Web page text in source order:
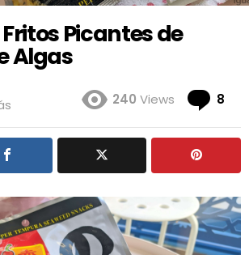
Picantes de
Algas
240 Views 8